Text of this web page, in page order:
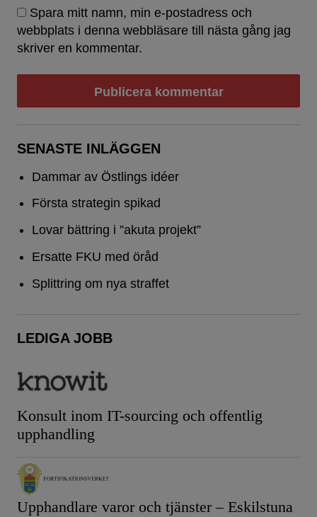
Spara mitt namn, min e-postadress och
webbplats i denna webbläsare till nästa gång jag
skriver en kommentar.
SENASTE INLÄGGEN
Dammar av Östlings idéer
Första strategin spikad
Lovar bättring i ”akuta projekt”
Ersatte FKU med öråd
Splittring om nya straffet
LEDIGA JOBB
Konsult inom IT-sourcing och offentlig
upphandling
Upphandlare varor och tjänster – Eskilstuna